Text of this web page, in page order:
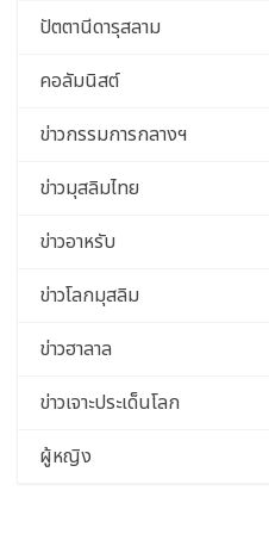
ปัตตานีดารุสลาม
คอลัมนิสต์
ข่าวกรรมการกลางฯ
ข่าวมุสลิมไทย
ข่าวอาหรับ
ข่าวโลกมุสลิม
ข่าวฮาลาล
ข่าวเจาะประเด็นโลก
ผู้หญิง